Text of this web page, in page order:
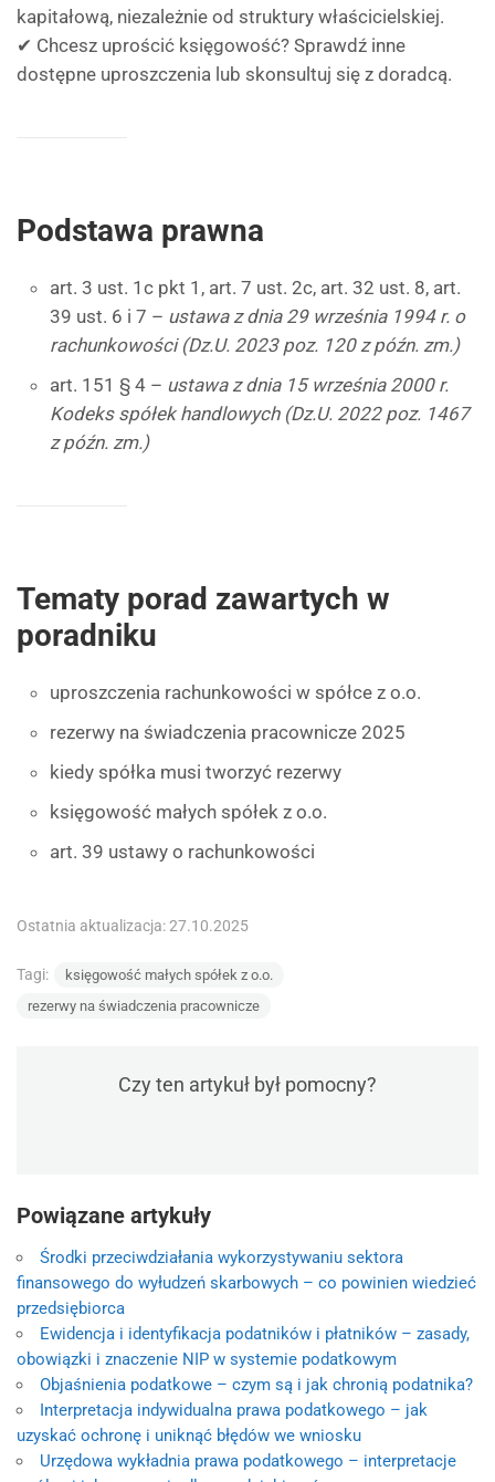
kapitałową, niezależnie od struktury właścicielskiej.
✔ Chcesz uprościć księgowość? Sprawdź inne
dostępne uproszczenia lub skonsultuj się z doradcą.
Podstawa prawna
art. 3 ust. 1c pkt 1, art. 7 ust. 2c, art. 32 ust. 8, art.
39 ust. 6 i 7 – ustawa z dnia 29 września 1994 r. o
rachunkowości (Dz.U. 2023 poz. 120 z późn. zm.)
art. 151 § 4 – ustawa z dnia 15 września 2000 r.
Kodeks spółek handlowych (Dz.U. 2022 poz. 1467
z późn. zm.)
Tematy porad zawartych w
poradniku
uproszczenia rachunkowości w spółce z o.o.
rezerwy na świadczenia pracownicze 2025
kiedy spółka musi tworzyć rezerwy
księgowość małych spółek z o.o.
art. 39 ustawy o rachunkowości
Ostatnia aktualizacja: 27.10.2025
Tagi:
księgowość małych spółek z o.o.
rezerwy na świadczenia pracownicze
Czy ten artykuł był pomocny?
Powiązane artykuły
Środki przeciwdziałania wykorzystywaniu sektora
finansowego do wyłudzeń skarbowych – co powinien wiedzieć
przedsiębiorca
Ewidencja i identyfikacja podatników i płatników – zasady,
obowiązki i znaczenie NIP w systemie podatkowym
Objaśnienia podatkowe – czym są i jak chronią podatnika?
Interpretacja indywidualna prawa podatkowego – jak
uzyskać ochronę i uniknąć błędów we wniosku
Urzędowa wykładnia prawa podatkowego – interpretacje